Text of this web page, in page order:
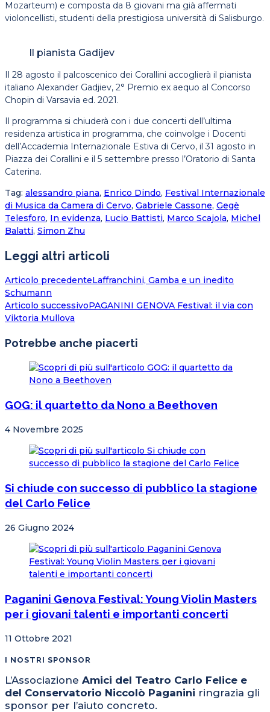
Mozarteum) e composta da 8 giovani ma già affermati
violoncellisti, studenti della prestigiosa università di Salisburgo.
Il pianista Gadijev
Il 28 agosto il palcoscenico dei Corallini accoglierà il pianista
italiano Alexander Gadjiev, 2° Premio ex aequo al Concorso
Chopin di Varsavia ed. 2021.
Il programma si chiuderà con i due concerti dell’ultima
residenza artistica in programma, che coinvolge i Docenti
dell’Accademia Internazionale Estiva di Cervo, il 31 agosto in
Piazza dei Corallini e il 5 settembre presso l’Oratorio di Santa
Caterina.
Tag: alessandro piana, Enrico Dindo, Festival Internazionale
di Musica da Camera di Cervo, Gabriele Cassone, Gegè
Telesforo, In evidenza, Lucio Battisti, Marco Scajola, Michel
Balatti, Simon Zhu
Leggi altri articoli
Articolo precedenteLaffranchini, Gamba e un inedito
Schumann
Articolo successivoPAGANINI GENOVA Festival: il via con
Viktoria Mullova
Potrebbe anche piacerti
GOG: il quartetto da Nono a Beethoven
4 Novembre 2025
Si chiude con successo di pubblico la stagione
del Carlo Felice
26 Giugno 2024
Paganini Genova Festival: Young Violin Masters
per i giovani talenti e importanti concerti
11 Ottobre 2021
I NOSTRI SPONSOR
L’Associazione Amici del Teatro Carlo Felice e
del Conservatorio Niccolò Paganini ringrazia gli
sponsor per l’aiuto concreto.